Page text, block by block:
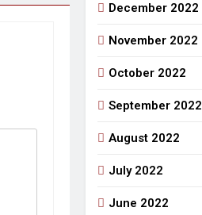
December 2022
November 2022
October 2022
September 2022
August 2022
July 2022
June 2022